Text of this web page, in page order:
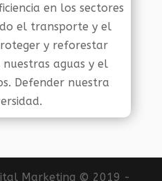
en los sectores
el transporte y el
y reforestar
nuestras aguas y el
Defender nuestra
Marketing © 2019 -